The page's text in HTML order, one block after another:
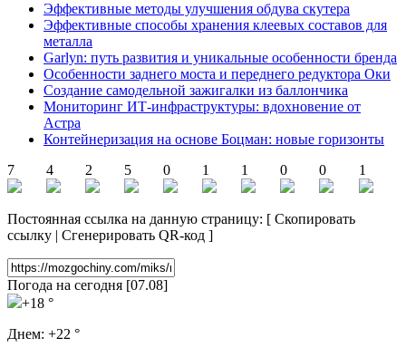
Эффективные методы улучшения обдува скутера
Эффективные способы хранения клеевых составов для
металла
Garlyn: путь развития и уникальные особенности бренда
Особенности заднего моста и переднего редуктора Оки
Создание самодельной зажигалки из баллончика
Мониторинг ИТ-инфраструктуры: вдохновение от
Астра
Контейнеризация на основе Боцман: новые горизонты
7
4 2 5 0 1 1 0 0 1
Постоянная ссылка на данную страницу: [ Скопировать
ссылку | Сгенерировать QR-код ]
Погода на сегодня [07.08]
+18 °
Днем: +22 °